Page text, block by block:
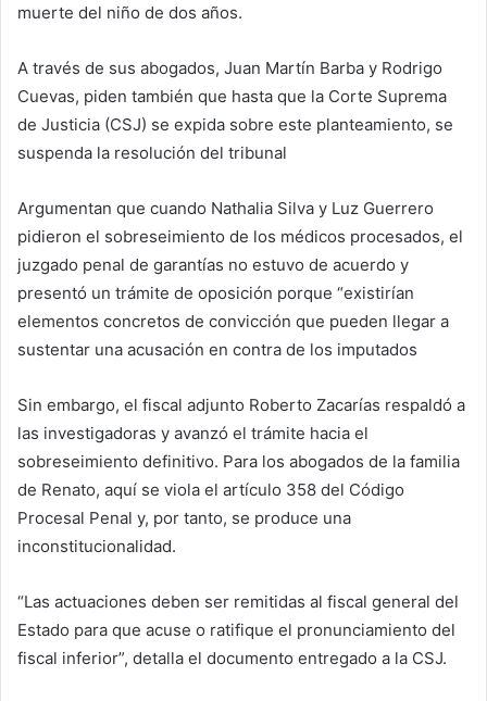
muerte del niño de dos años.
A través de sus abogados, Juan Martín Barba y Rodrigo
Cuevas, piden también que hasta que la Corte Suprema
de Justicia (CSJ) se expida sobre este planteamiento, se
suspenda la resolución del tribunal
Argumentan que cuando Nathalia Silva y Luz Guerrero
pidieron el sobreseimiento de los médicos procesados, el
juzgado penal de garantías no estuvo de acuerdo y
presentó un trámite de oposición porque “existirían
elementos concretos de convicción que pueden llegar a
sustentar una acusación en contra de los imputados
Sin embargo, el fiscal adjunto Roberto Zacarías respaldó a
las investigadoras y avanzó el trámite hacia el
sobreseimiento definitivo. Para los abogados de la familia
de Renato, aquí se viola el artículo 358 del Código
Procesal Penal y, por tanto, se produce una
inconstitucionalidad.
“Las actuaciones deben ser remitidas al fiscal general del
Estado para que acuse o ratifique el pronunciamiento del
fiscal inferior”, detalla el documento entregado a la CSJ.